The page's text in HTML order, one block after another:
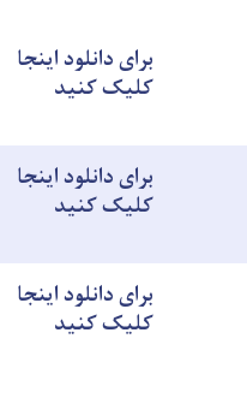
برای دانلود اینجا
کلیک کنید
برای دانلود اینجا
کلیک کنید
برای دانلود اینجا
کلیک کنید